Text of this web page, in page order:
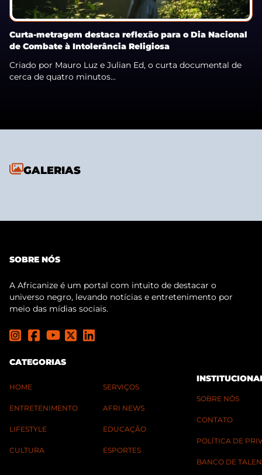
Curta-metragem destaca reflexão para o Dia Nacional
de Combate à Intolerância Religiosa
Criado por Mauro Luz e Julian Ed, o curta documental de
cerca de quatro minutos...
GALERIAS
SOBRE NÓS
A Africanize é um portal com intuito de destacar o
universo negro, levando notícias e entretenimento por
meio das mídias sociais.
CATEGORIAS
HOME
ENTRETENIMENTO
LIFESTYLE
CULTURA
SERVIÇOS
AFRI NEWS
EDUCAÇÃO
ESPORTES
SOBRE NÓS
CONTATO
POLÍTICA DE
BANCO DE